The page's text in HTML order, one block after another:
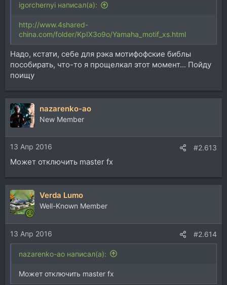
igorchernyi написал(а):
http://www.4shared-
china.com/folder/KpIX3o9o/Yamaha_motif_xs.html
Надо, кстати, себе для рэка мотифофские библы
пособирать, что-то я прощелкал этот момент... Пойду
поищу
nazarenko-ao
New Member
13 Апр 2016 #2.613
Может отключить master fx
Verda Lumo
Well-Known Member
13 Апр 2016 #2.614
nazarenko-ao написал(а):
Может отключить master fx